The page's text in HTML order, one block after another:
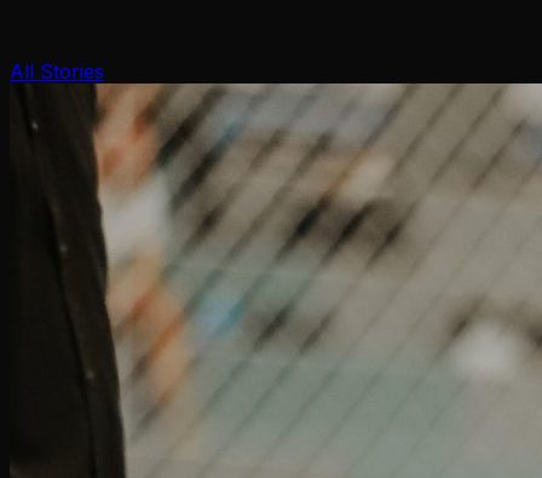
All Stories